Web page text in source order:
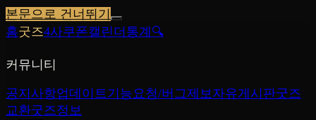
본문으로 건너뛰기
홈굿즈4사쿠폰캘린더 통계 🔍
커뮤니티
공지사항업데이트기능요청/버그제보자유게시판굿즈
교환굿즈정보